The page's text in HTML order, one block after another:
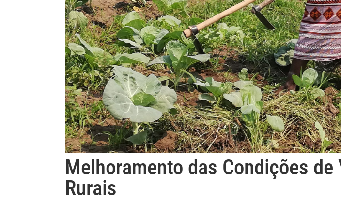
Melhoramento das Condições
Rurais